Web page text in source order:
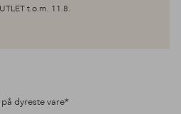
t.o.m. 11.8.
dyreste vare*